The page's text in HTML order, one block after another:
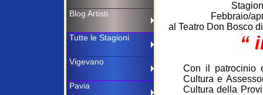
Febbraio/
al Teatro Don Bosco
“
Con il patrocinio
Cultura e
Cultura della